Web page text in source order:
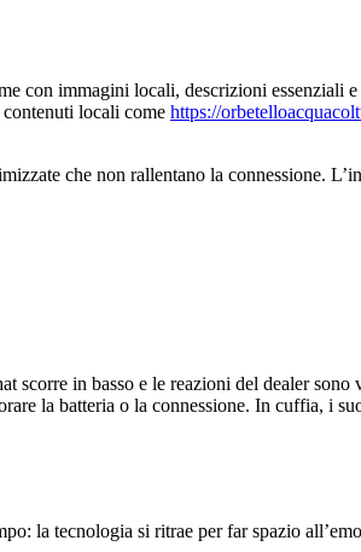
con immagini locali, descrizioni essenziali
locali come https://
che non rallentano la connessione.
in basso e le reazioni del dealer
la batteria o la connessione. In cuffia, i
la tecnologia si ritrae per far spazio